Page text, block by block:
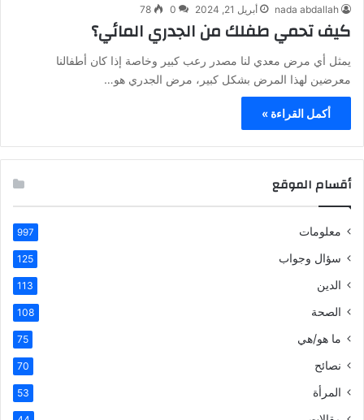
nada abdallah أبريل 21, 2024 0
78
كيف تحمي طفلك من الجدري المائي؟
يمثل أي مرض معدي لنا مصدر رعب كبير وخاصة إذا كان أطفالنا
معرضين لهذا المرض بشكل كبير، مرض الجدري هو…
أكمل القراءة »
أقسام الموقع
معلومات 997
سؤال وجواب 125
الدين 113
الصحة 108
ما هو/هي 75
نصائح 70
المرأة 53